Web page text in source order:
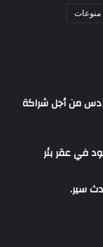
منوعات
من أجل شراكة
في عقر بئر
سير.